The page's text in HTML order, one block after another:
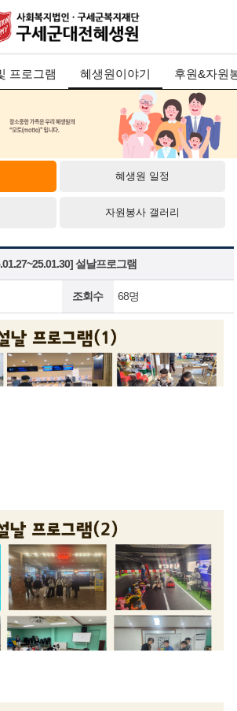
프로그램 혜생원이야기 후원&자원
혜생원 일정
자원봉사 갤러리
설날프로그램
조회수 68명